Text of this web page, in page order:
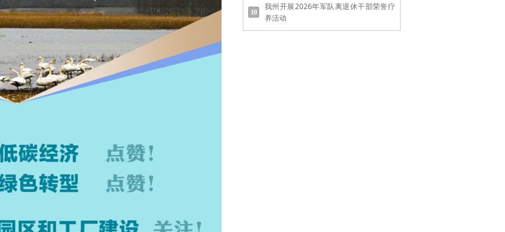
我州开展2026年军队离退休干部荣誉疗
养活动